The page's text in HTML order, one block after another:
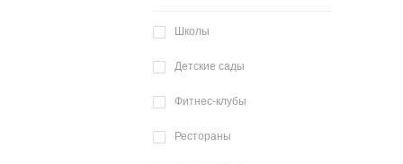
Школы
Детские сады
Фитнес-клубы
Рестораны